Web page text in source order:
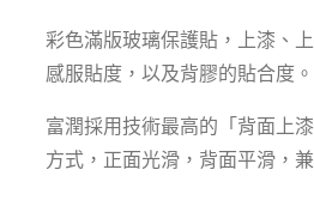
彩色滿版玻璃保護貼，上漆、
感服貼度，以及背膠的貼合度。
富潤採用技術最高的「背面上
方式，正面光滑，背面平滑，